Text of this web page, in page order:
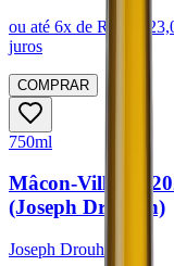
ou até 6x de R$
juros
COMPRAR
750ml
Mâcon-Villages
(Joseph Drouhin)
Joseph Drouhin